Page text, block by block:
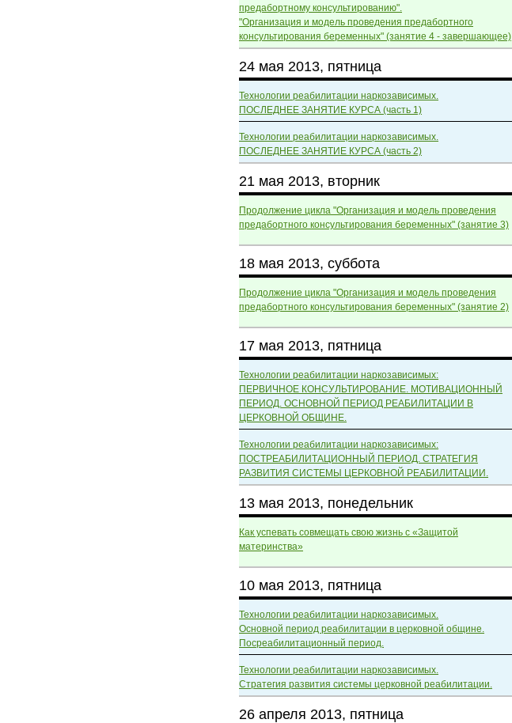
предабортному консультированию".
"Организация и модель проведения предабортного
консультирования беременных" (занятие 4 - завершающее)
24 мая 2013, пятница
Технологии реабилитации наркозависимых.
ПОСЛЕДНЕЕ ЗАНЯТИЕ КУРСА (часть 1)
Технологии реабилитации наркозависимых.
ПОСЛЕДНЕЕ ЗАНЯТИЕ КУРСА (часть 2)
21 мая 2013, вторник
Продолжение цикла "Организация и модель проведения
предабортного консультирования беременных" (занятие 3)
18 мая 2013, суббота
Продолжение цикла "Организация и модель проведения
предабортного консультирования беременных" (занятие 2)
17 мая 2013, пятница
Технологии реабилитации наркозависимых:
ПЕРВИЧНОЕ КОНСУЛЬТИРОВАНИЕ. МОТИВАЦИОННЫЙ
ПЕРИОД. ОСНОВНОЙ ПЕРИОД РЕАБИЛИТАЦИИ В
ЦЕРКОВНОЙ ОБЩИНЕ.
Технологии реабилитации наркозависимых:
ПОСТРЕАБИЛИТАЦИОННЫЙ ПЕРИОД. СТРАТЕГИЯ
РАЗВИТИЯ СИСТЕМЫ ЦЕРКОВНОЙ РЕАБИЛИТАЦИИ.
13 мая 2013, понедельник
Как успевать совмещать свою жизнь с «Защитой
материнства»
10 мая 2013, пятница
Технологии реабилитации наркозависимых.
Основной период реабилитации в церковной общине.
Посреабилитационный период.
Технологии реабилитации наркозависимых.
Стратегия развития системы церковной реабилитации.
26 апреля 2013, пятница